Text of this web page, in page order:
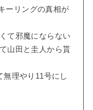
ーリングの真相が
て邪魔にならない
山田と圭人から貰
無理やり11号にし